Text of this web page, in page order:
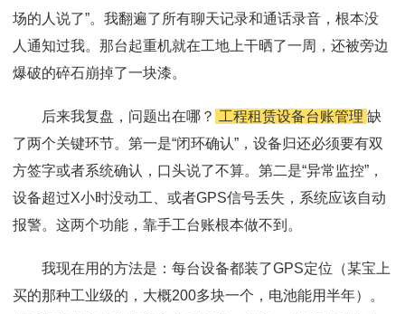
场的人说了”。我翻遍了所有聊天记录和通话录音，根本没
人通知过我。那台起重机就在工地上干晒了一周，还被旁边
爆破的碎石崩掉了一块漆。
后来我复盘，问题出在哪？ 工程租赁设备台账管理 缺
了两个关键环节。第一是“闭环确认”，设备归还必须要有双
方签字或者系统确认，口头说了不算。第二是“异常监控”，
设备超过X小时没动工、或者GPS信号丢失，系统应该自动
报警。这两个功能，靠手工台账根本做不到。
我现在用的方法是：每台设备都装了GPS定位（某宝上
买的那种工业级的，大概200多块一个，电池能用半年）。